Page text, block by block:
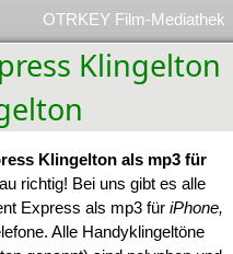
OTRKEY Film-Mediathek
Klingelton
Klingelton als mp3 für
richtig! Bei uns gibt es alle
Express als mp3 für iPhone,
Alle Handyklingeltöne